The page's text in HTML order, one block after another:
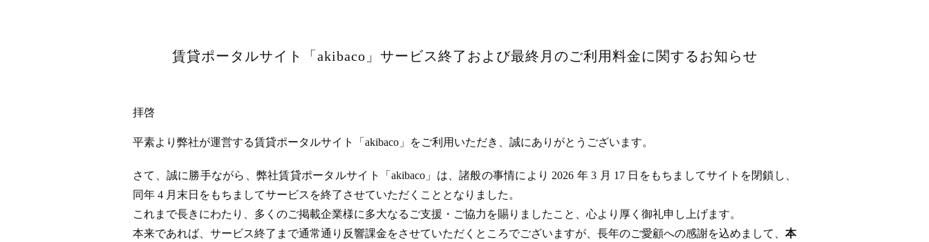
賃貸ポータルサイト「akibaco」サービス終了および最終月のご利用料金に関するお知らせ
拝啓
平素より弊社が運営する賃貸ポータルサイト「akibaco」をご利用いただき、誠にありがとうございます。
さて、誠に勝手ながら、弊社賃貸ポータルサイト「akibaco」は、諸般の事情により 2026 年 3 月 17 日をもちましてサイトを閉鎖し、
同年 4 月末日をもちましてサービスを終了させていただくこととなりました。
これまで長きにわたり、多くのご掲載企業様に多大なるご支援・ご協力を賜りましたこと、心より厚く御礼申し上げます。
本来であれば、サービス終了まで通常通り反響課金をさせていただくところでございますが、長年のご愛顧への感謝を込めまして、 本